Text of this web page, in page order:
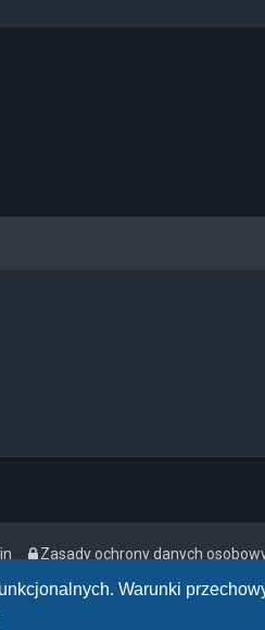
Warunki
Zasady ochrony danych